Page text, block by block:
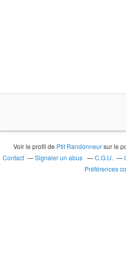
Voir le profil de Ptit Randonneursur le
Contact
Signaler un abus C.G.U.
Préférences